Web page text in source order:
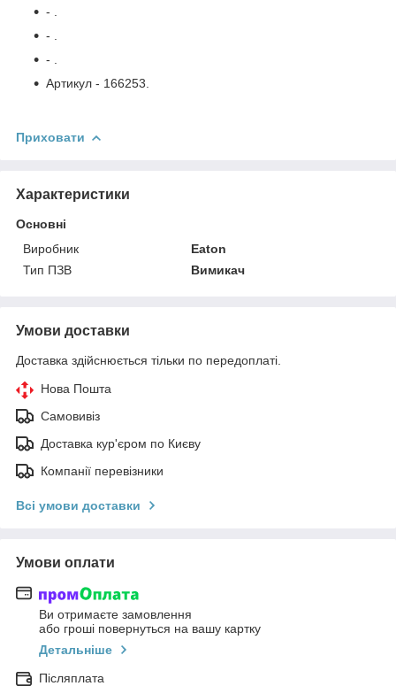
- .
- .
- .
Артикул - 166253.
Приховати
Характеристики
Основні
Виробник
Eaton
Тип ПЗВ
Вимикач
Умови доставки
Доставка здійснюється тільки по передоплаті.
Нова Пошта
Самовивіз
Доставка кур'єром по Києву
Компанії перевізники
Всі умови доставки
Умови оплати
Ви отримаєте замовлення
або гроші повернуться на вашу картку
Детальніше
Післяплата